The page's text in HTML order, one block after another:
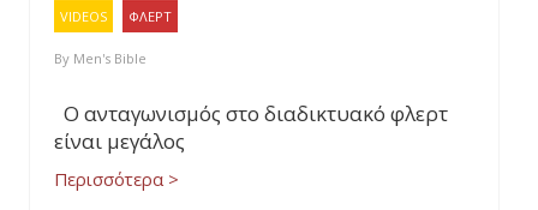
VIDEOS ΦΛΕΡΤ
By Men's Bible
Ο ανταγωνισμός στο διαδικτυακό φλερτ
είναι μεγάλος
Περισσότερα >